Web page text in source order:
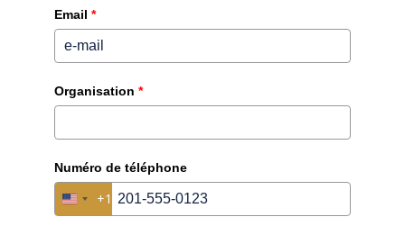
Donnez l'accès en fonction du contexte, pas de
l'emplacement. Fini l'acrobatie de dossiers.
Contrôle de version automatique
Email *
Organisation *
Numéro de téléphone
United States +1
+1